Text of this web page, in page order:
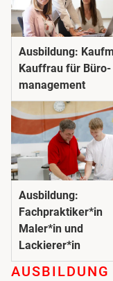
Ausbildung:
Kauffrau für Büro­­
management
Ausbildung:
Fachpraktiker*in
Maler*in und
Lackierer*in
AUSBILDUNG